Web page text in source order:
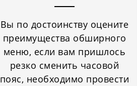
Вы по достоинству оцените
преимущества обширного
меню, если вам пришлось
резко сменить часовой
пояс, необходимо провести